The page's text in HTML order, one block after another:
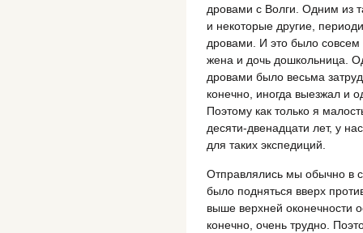
дровами с Волги. Одним из
и некоторые другие,
дровами. И это было
жена и дочь дошкольница.
дровами было весьма
конечно, иногда выезжал и
Поэтому как только я
десяти-двенадцати лет, у
для таких экспедиций.
Отправлялись мы обычно в
было подняться вверх
выше верхней оконечности
конечно, очень трудно.